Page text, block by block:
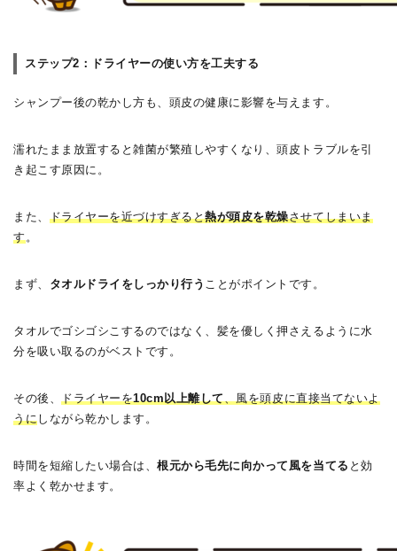
ステップ2：ドライヤーの使い方を工夫する
シャンプー後の乾かし方も、頭皮の健康に影響を与えます。
濡れたまま放置すると雑菌が繁殖しやすくなり、頭皮トラブルを引
き起こす原因に。
また、 ドライヤーを近づけすぎると熱が頭皮を乾燥させてしまいま
す。
まず、 タオルドライをしっかり行う ことがポイントです。
タオルでゴシゴシこするのではなく、髪を優しく押さえるように水
分を吸い取るのがベストです。
その後、ドライヤーを10cm以上離して、風を頭皮に直接当てないよ
うにしながら乾かします。
時間を短縮したい場合は、根元から毛先に向かって風を当てる と効
率よく乾かせます。